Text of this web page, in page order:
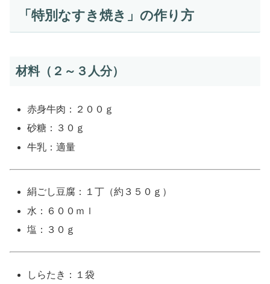
「特別なすき焼き」の作り方
材料（２～３人分）
赤身牛肉：２００ｇ
砂糖：３０ｇ
牛乳：適量
絹ごし豆腐：１丁（約３５０ｇ）
水：６００ｍｌ
塩：３０ｇ
しらたき：１袋